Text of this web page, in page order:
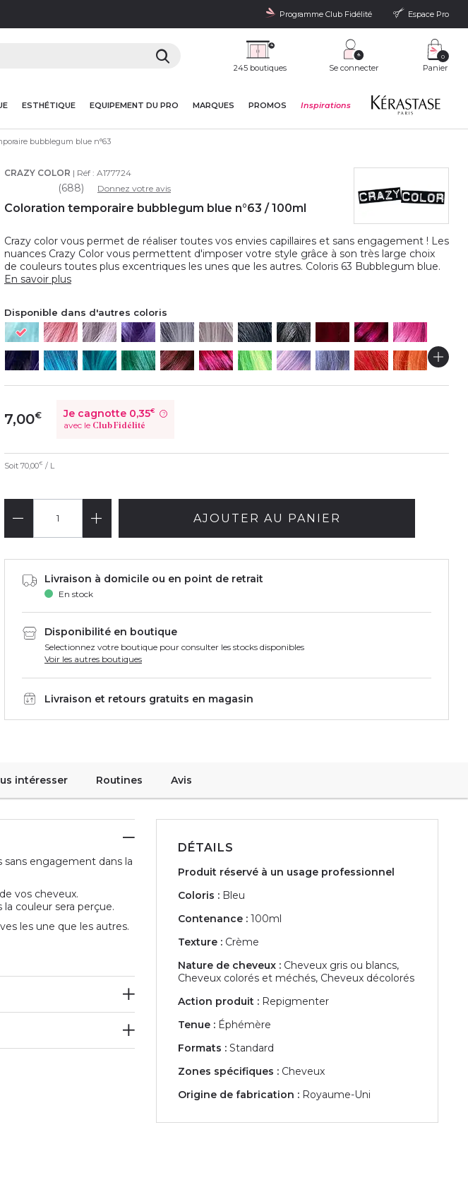
Programme Club Fidélité Espace Pro
245 boutiques Se connecter Panier
0
ESTHÉTIQUE EQUIPEMENT DU PRO MARQUES PROMOS Inspirations
bubblegum blue n°63
CRAZY COLOR | Réf : A177724
(688) Donnez votre avis
Coloration temporaire bubblegum blue n°63 / 100ml
Crazy color vous permet de réaliser toutes vos envies capillaires et sans engagement ! Les
nuances Crazy Color vous permettent d'imposer votre style grâce à son très large choix
de couleurs toutes plus excentriques les unes que les autres. Coloris 63 Bubblegum blue.
En savoir plus
Disponible dans d'autres coloris
7,00€ Je cagnotte 0,35€
avec le Club Fidélité
?
Soit 70,00€ / L
AJOUTER AU PANIER
Livraison à domicile ou en point de retrait
En stock
Disponibilité en boutique
Selectionnez votre boutique pour consulter les stocks disponibles
Voir les autres boutiques
Livraison et retours gratuits en magasin
intéresser Routines Avis
engagement dans la
vos cheveux.
couleur sera perçue.
les une que les autres.
DÉTAILS
Produit réservé à un usage professionnel
Coloris : Bleu
Contenance : 100ml
Texture : Crème
Nature de cheveux : Cheveux gris ou blancs,
Cheveux colorés et méchés, Cheveux décolorés
Action produit : Repigmenter
Tenue : Éphémère
Formats : Standard
Zones spécifiques : Cheveux
Origine de fabrication : Royaume-Uni